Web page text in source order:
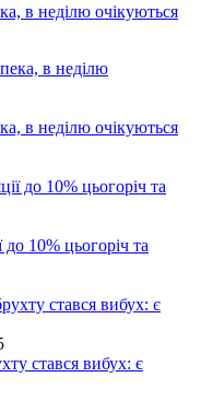
в неділю очікуються
в неділю очікуються
10% цьогоріч та
стався вибух: є